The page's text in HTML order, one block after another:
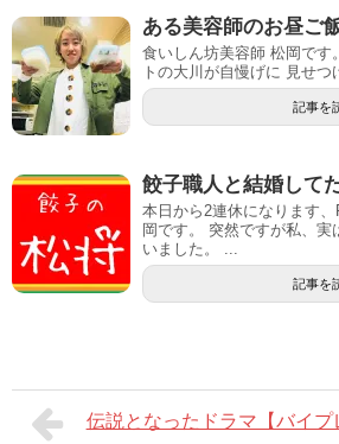
ある美容師のお昼ご
食いしん坊美容師 松岡です
トの大川が自慢げに 見せつ
記事を
餃子職人と結婚してた
本日から2連休になります
岡です。 突然ですが私、
いました。 ...
記事を
伝説となったドラマ【バイプ